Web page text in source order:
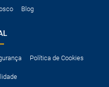
Blog
Política de Cookies